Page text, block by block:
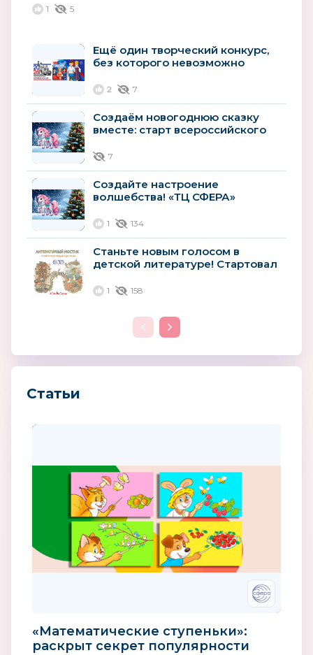
ДОО и...
1 5
Ещё один творческий конкурс,
без которого невозможно
2 7
Создаём новогоднюю сказку
вместе: старт всероссийского
новогоднего...
7
Создайте настроение
волшебства! «ТЦ СФЕРА»
конкурс новогоднего...
1 134
Станьте новым голосом в
детской литературе! Стартовал
авторов
1 158
Статьи
«Математические ступеньки»:
раскрыт секрет популярности